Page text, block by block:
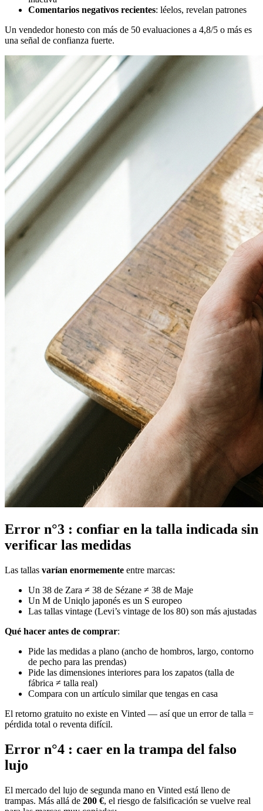
Comentarios negativos recientes: léelos, revelan patrones
Un vendedor honesto con más de 50 evaluaciones a 4,8/5 o más es
una señal de confianza fuerte.
Error n°3 : confiar en la talla indicada sin
verificar las medidas
Las tallas varían enormemente entre marcas:
Un 38 de Zara ≠ 38 de Sézane ≠ 38 de Maje
Un M de Uniqlo japonés es un S europeo
Las tallas vintage (Levi’s vintage de los 80) son más ajustadas
Qué hacer antes de comprar:
Pide las medidas a plano (ancho de hombros, largo, contorno
de pecho para las prendas)
Pide las dimensiones interiores para los zapatos (talla de
fábrica ≠ talla real)
Compara con un artículo similar que tengas en casa
El retorno gratuito no existe en Vinted — así que un error de talla =
pérdida total o reventa difícil.
Error n°4 : caer en la trampa del falso
lujo
El mercado del lujo de segunda mano en Vinted está lleno de
trampas. Más allá de 200 €, el riesgo de falsificación se vuelve real